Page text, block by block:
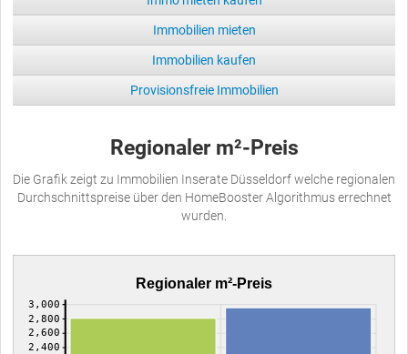
Immobilien mieten
Immobilien kaufen
Provisionsfreie Immobilien
Regionaler m²-Preis
Die Grafik zeigt zu Immobilien Inserate Düsseldorf welche regionalen
Durchschnittspreise über den HomeBooster Algorithmus errechnet
wurden.
Regionaler m²-Preis
2,400
2,600
2,800
3,000